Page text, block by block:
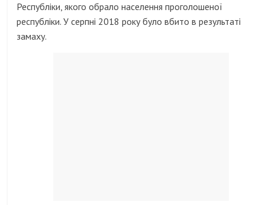
Республіки, якого обрало населення проголошеної
республіки. У серпні 2018 року було вбито в результаті
замаху.